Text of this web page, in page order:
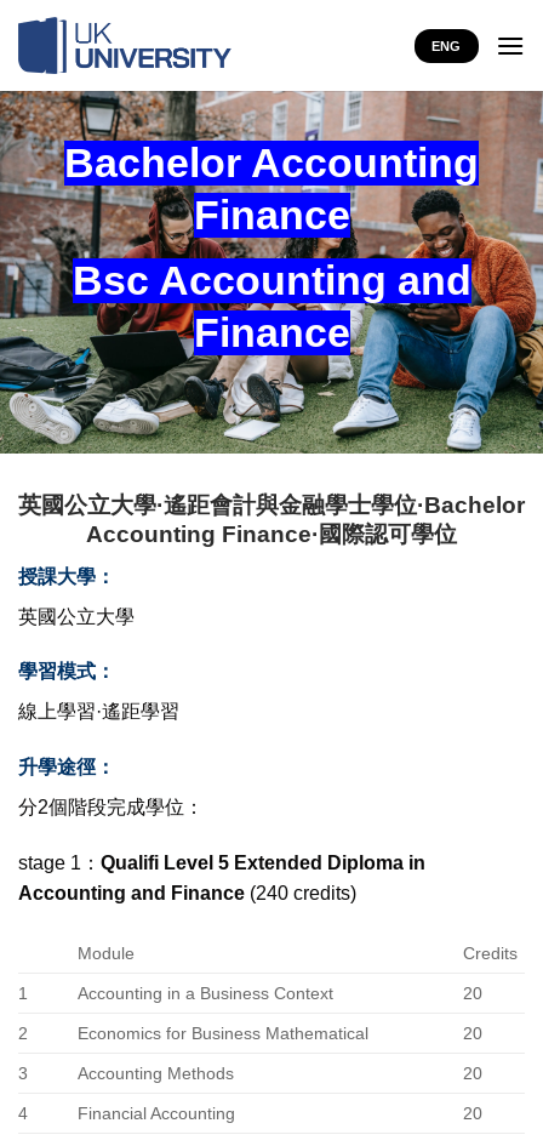
content
ENG
Bachelor Accounting
Finance
Bsc Accounting and
Finance
英國公立大學·遙距會計與金融學士學位·Bachelor
Accounting Finance·國際認可學位
授課大學：
英國公立大學
學習模式：
線上學習·遙距學習
升學途徑：
分2個階段完成學位：
stage 1： Qualifi Level 5 Extended Diploma in
Accounting and Finance (240 credits)
Module Credits
1 Accounting in a Business Context 20
2 Economics for Business Mathematical 20
3 Accounting Methods 20
4 Financial Accounting 20